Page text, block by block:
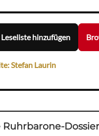
hinzufügen
Stefan Laurin
Ruhrbarone-